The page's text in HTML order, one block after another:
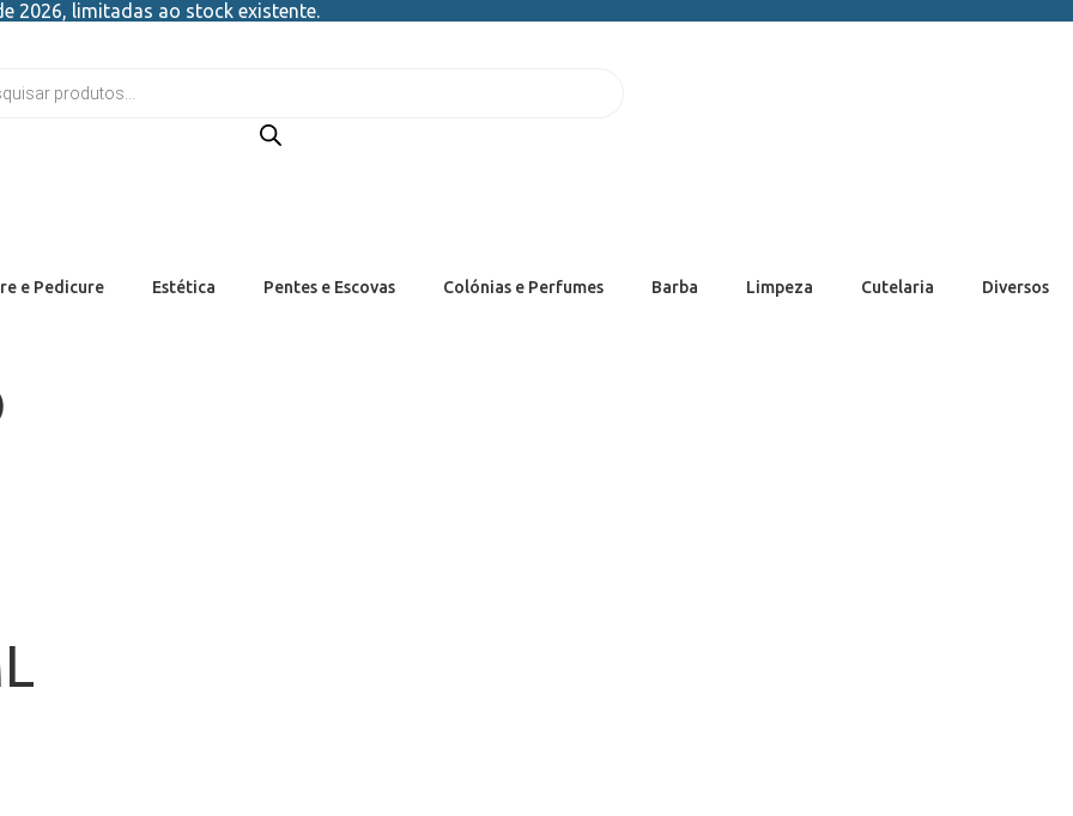
2026, limitadas ao stock existente.
e Pedicure Estética Pentes e Escovas Colónias e Perfumes Barba Limpeza Cutelaria Diversos